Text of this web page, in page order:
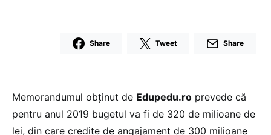
Share Tweet Share
Memorandumul obținut de Edupedu.ro prevede că
pentru anul 2019 bugetul va fi de 320 de milioane de
lei, din care credite de angajament de 300 milioane